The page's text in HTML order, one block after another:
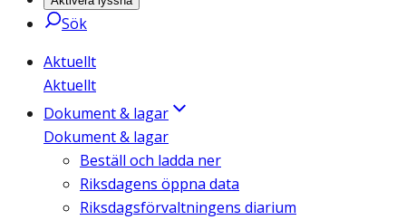
Sök
Aktuellt
Aktuellt
Dokument & lagar
Dokument & lagar
Beställ och ladda ner
Riksdagens öppna data
Riksdagsförvaltningens diarium